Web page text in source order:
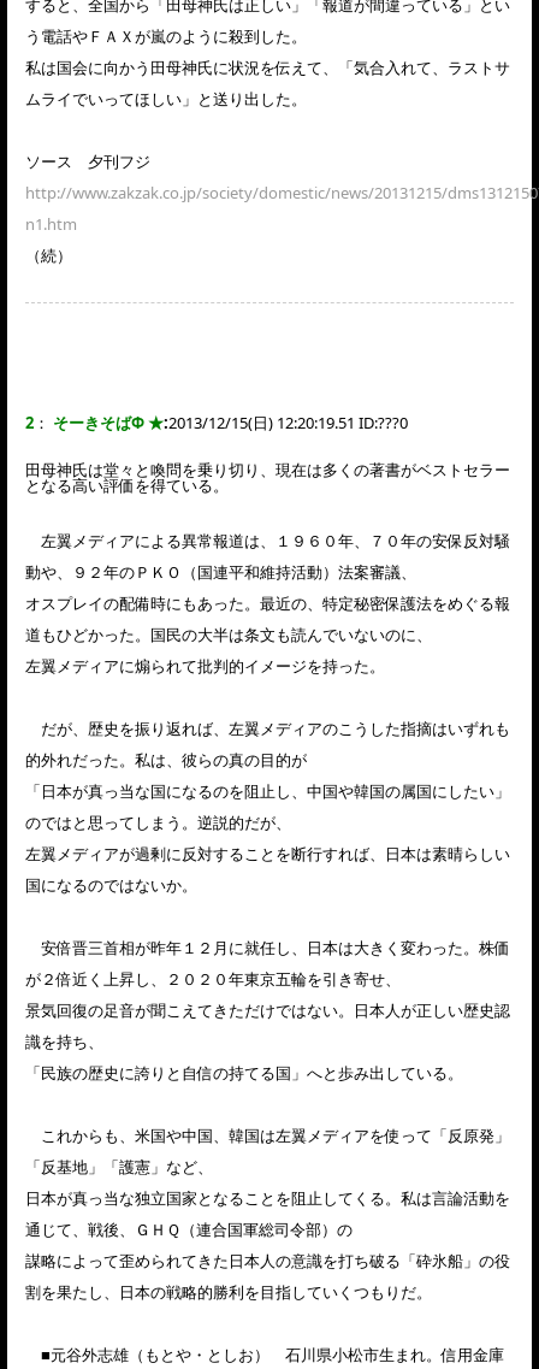
すると、全国から「田母神氏は正しい」「報道が間違っている」とい
う電話やＦＡＸが嵐のように殺到した。
私は国会に向かう田母神氏に状況を伝えて、「気合入れて、ラストサ
ムライでいってほしい」と送り出した。
ソース 夕刊フジ
http://www.zakzak.co.jp/society/domestic/news/20131215/
n1.htm
（続）
2 ： そーきそばΦ ★:2013/12/15(日) 12:20:19.51 ID:???0
田母神氏は堂々と喚問を乗り切り、現在は多くの著書がベストセラー
となる高い評価を得ている。
左翼メディアによる異常報道は、１９６０年、７０年の安保反対騒
動や、９２年のＰＫＯ（国連平和維持活動）法案審議、
オスプレイの配備時にもあった。最近の、特定秘密保護法をめぐる報
道もひどかった。国民の大半は条文も読んでいないのに、
左翼メディアに煽られて批判的イメージを持った。
だが、歴史を振り返れば、左翼メディアのこうした指摘はいずれも
的外れだった。私は、彼らの真の目的が
「日本が真っ当な国になるのを阻止し、中国や韓国の属国にしたい」
のではと思ってしまう。逆説的だが、
左翼メディアが過剰に反対することを断行すれば、日本は素晴らしい
国になるのではないか。
安倍晋三首相が昨年１２月に就任し、日本は大きく変わった。株価
が２倍近く上昇し、２０２０年東京五輪を引き寄せ、
景気回復の足音が聞こえてきただけではない。日本人が正しい歴史認
識を持ち、
「民族の歴史に誇りと自信の持てる国」へと歩み出している。
これからも、米国や中国、韓国は左翼メディアを使って「反原発」
「反基地」「護憲」など、
日本が真っ当な独立国家となることを阻止してくる。私は言論活動を
通じて、戦後、ＧＨＱ（連合国軍総司令部）の
謀略によって歪められてきた日本人の意識を打ち破る「砕氷船」の役
割を果たし、日本の戦略的勝利を目指していくつもりだ。
■元谷外志雄（もとや・としお） 石川県小松市生まれ。信用金庫